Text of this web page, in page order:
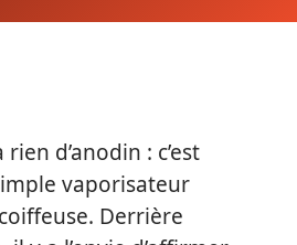
d’anodin : c’est
vaporisateur
Derrière